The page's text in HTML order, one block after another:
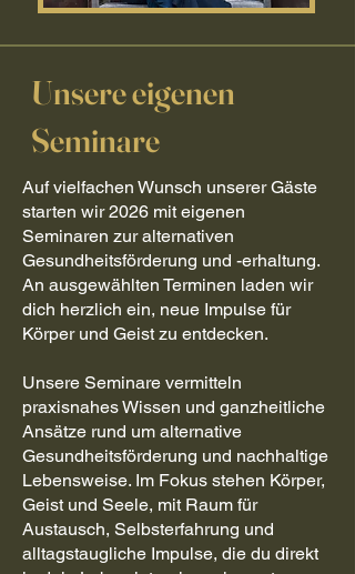
Unsere eigenen
Seminare
​Auf vielfachen Wunsch unserer Gäste
starten wir 2026 mit eigenen
Seminaren zur alternativen
Gesundheitsförderung und -erhaltung.
An ausgewählten Terminen laden wir
dich herzlich ein, neue Impulse für
Körper und Geist zu entdecken.
Unsere Seminare vermitteln
praxisnahes Wissen und ganzheitliche
Ansätze rund um alternative
Gesundheitsförderung und nachhaltige
Lebensweise. Im Fokus stehen Körper,
Geist und Seele, mit Raum für
Austausch, Selbsterfahrung und
alltagstaugliche Impulse, die du direkt